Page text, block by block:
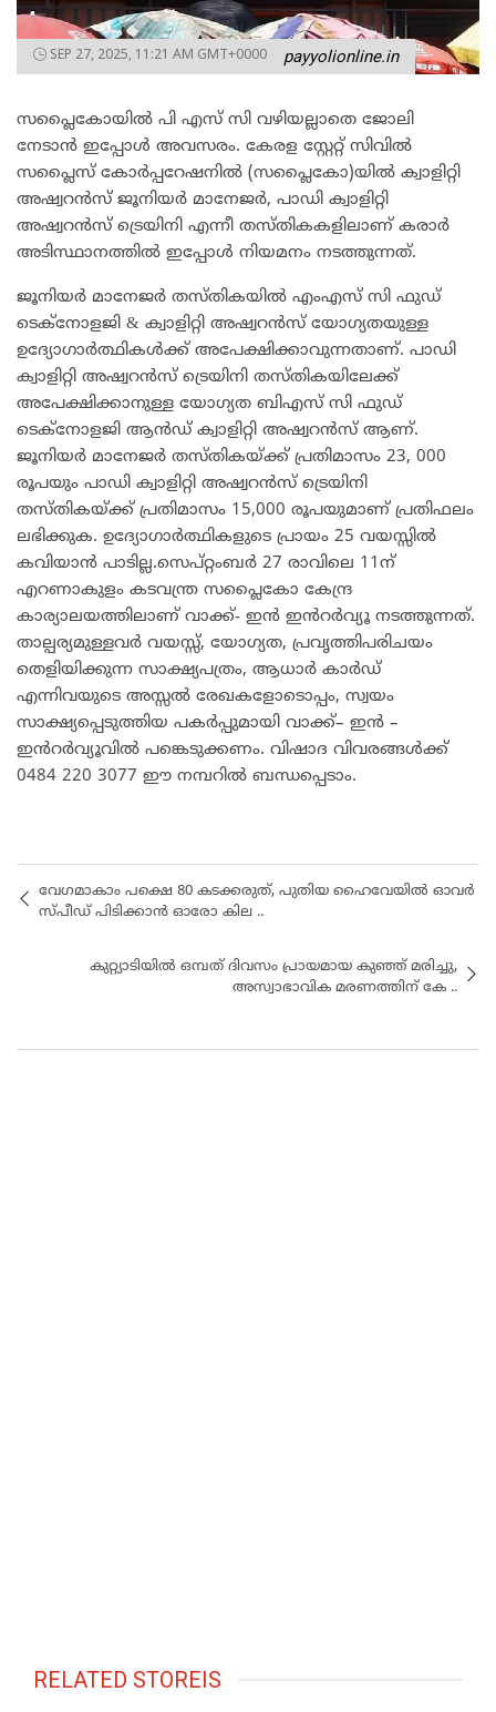
SEP 27, 2025, 11:21 AM GMT+0000 payyolionline.in
സപ്ലൈകോയിൽ പി എസ് സി വഴിയല്ലാതെ ജോലി
നേടാൻ ഇപ്പോൾ അവസരം. കേരള സ്റ്റേറ്റ് സിവിൽ
സപ്ലൈസ് കോർപ്പറേഷനിൽ (സപ്ലൈകോ)യിൽ ക്വാളിറ്റി
അഷ്വറൻസ് ജൂനിയർ മാനേജർ, പാഡി ക്വാളിറ്റി
അഷ്വറൻസ് ട്രെയിനി എന്നീ തസ്തികകളിലാണ് കരാർ
അടിസ്ഥാനത്തിൽ ഇപ്പോൾ നിയമനം നടത്തുന്നത്.
ജൂനിയർ മാനേജർ തസ്തികയിൽ എംഎസ് സി ഫുഡ്
ടെക്നോളജി & ക്വാളിറ്റി അഷ്വറൻസ് യോഗ്യതയുള്ള
ഉദ്യോഗാർത്ഥികൾക്ക് അപേക്ഷിക്കാവുന്നതാണ്. പാഡി
ക്വാളിറ്റി അഷ്വറൻസ് ട്രെയിനി തസ്തികയിലേക്ക്
അപേക്ഷിക്കാനുള്ള യോഗ്യത ബിഎസ് സി ഫുഡ്
ടെക്നോളജി ആൻഡ് ക്വാളിറ്റി അഷ്വറൻസ് ആണ്.
ജൂനിയർ മാനേജർ തസ്തികയ്ക്ക് പ്രതിമാസം 23, 000
രൂപയും പാഡി ക്വാളിറ്റി അഷ്വറൻസ് ട്രെയിനി
തസ്തികയ്ക്ക് പ്രതിമാസം 15,000 രൂപയുമാണ് പ്രതിഫലം
ലഭിക്കുക. ഉദ്യോഗാർത്ഥികളുടെ പ്രായം 25 വയസ്സിൽ
കവിയാൻ പാടില്ല.സെപ്റ്റംബർ 27 രാവിലെ 11ന്
എറണാകുളം കടവന്ത്ര സപ്ലൈകോ കേന്ദ്ര
കാര്യാലയത്തിലാണ് വാക്ക്- ഇൻ ഇൻറർവ്യൂ നടത്തുന്നത്.
താല്പര്യമുള്ളവർ വയസ്സ്, യോഗ്യത, പ്രവൃത്തിപരിചയം
തെളിയിക്കുന്ന സാക്ഷ്യപത്രം, ആധാർ കാർഡ്
എന്നിവയുടെ അസ്സൽ രേഖകളോടൊപ്പം, സ്വയം
സാക്ഷ്യപ്പെടുത്തിയ പകർപ്പുമായി വാക്ക്– ഇൻ –
ഇൻറർവ്യൂവിൽ പങ്കെടുക്കണം. വിഷാദ വിവരങ്ങൾക്ക്
0484 220 3077 ഈ നമ്പറിൽ ബന്ധപ്പെടാം.
വേഗമാകാം പക്ഷെ 80 കടക്കരുത്, പുതിയ ഹൈവേയില്‍ ഓവര്‍
സ്പീഡ് പിടിക്കാന്‍ ഓരോ കില ..
കുറ്റ്യാടിയില്‍ ഒമ്പത് ദിവസം പ്രായമായ കുഞ്ഞ് മരിച്ചു,
അസ്വാഭാവിക മരണത്തിന് കേ ..
RELATED STOREIS